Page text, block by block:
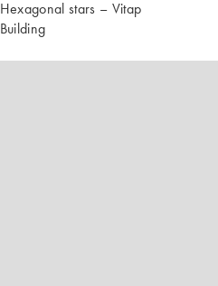
Hexagonal stars – Vitap
Building